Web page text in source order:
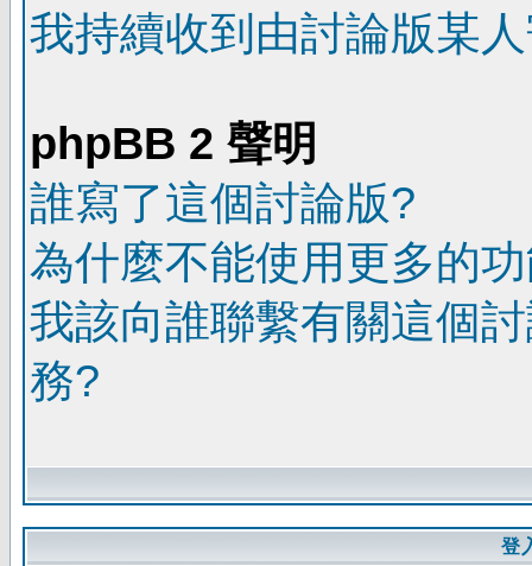
我持續收到由討論版某
phpBB 2 聲明
誰寫了這個討論版?
為什麼不能使用更多的
我該向誰聯繫有關這個
務?
登